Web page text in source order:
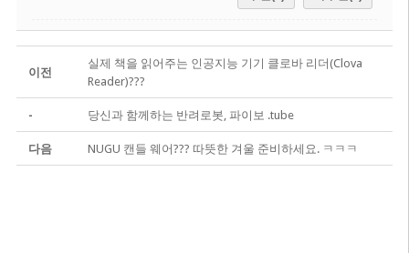
이전
실제 책을 읽어주는 인공지능 기기 클로바 리더(Clova
Reader)???
- 당신과 함께하는 반려로봇, 파이보 .tube
다음 NUGU 캔들 웨어??? 따뜻한 겨울 준비하세요. ㅋㅋㅋ